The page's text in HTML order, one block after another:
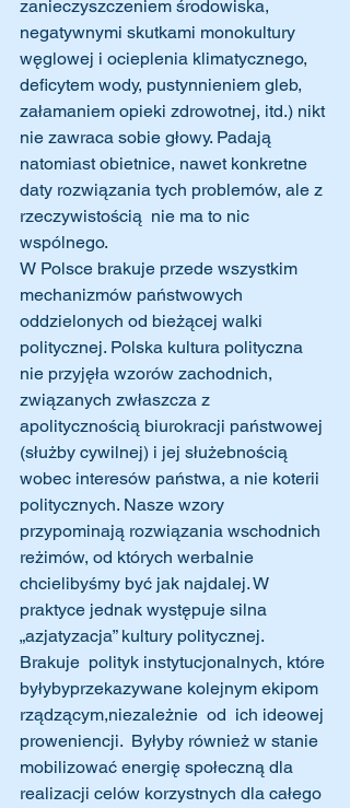
zanieczyszczeniem środowiska,
negatywnymi skutkami monokultury
węglowej i ocieplenia klimatycznego,
deficytem wody, pustynnieniem gleb,
załamaniem opieki zdrowotnej, itd.) nikt
nie zawraca sobie głowy. Padają
natomiast obietnice, nawet konkretne
daty rozwiązania tych problemów, ale z
rzeczywistością  nie ma to nic
wspólnego.
W Polsce brakuje przede wszystkim
mechanizmów państwowych
oddzielonych od bieżącej walki
politycznej. Polska kultura polityczna
nie przyjęła wzorów zachodnich,
związanych zwłaszcza z
apolitycznością biurokracji państwowej
(służby cywilnej) i jej służebnością
wobec interesów państwa, a nie koterii
politycznych. Nasze wzory
przypominają rozwiązania wschodnich
reżimów, od których werbalnie
chcielibyśmy być jak najdalej. W
praktyce jednak występuje silna
„azjatyzacja” kultury politycznej.
Brakuje  polityk instytucjonalnych, które
byłybyprzekazywane kolejnym ekipom
rządzącym,niezależnie  od  ich ideowej
proweniencji.  Byłyby również w stanie
mobilizować energię społeczną dla
realizacji celów korzystnych dla całego